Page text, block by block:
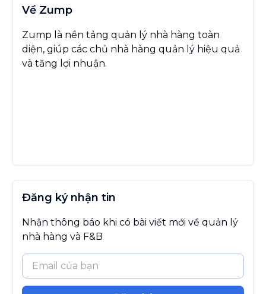
Về Zump
Zump là nền tảng quản lý nhà hàng toàn
diện, giúp các chủ nhà hàng quản lý hiệu quả
và tăng lợi nhuận.
Đăng ký nhận tin
Nhận thông báo khi có bài viết mới về quản lý
nhà hàng và F&B